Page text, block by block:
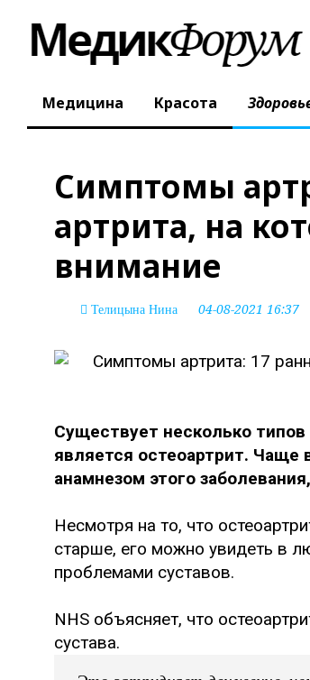
Медицина Красота
Симптомы
артрита, на
внимание
Телицына Нина 04-08-2021 16:37
Существует несколько
является остеоартрит.
анамнезом этого
Несмотря на то, что
старше, его можно увидеть в
проблемами суставов.
NHS объясняет, что
сустава.